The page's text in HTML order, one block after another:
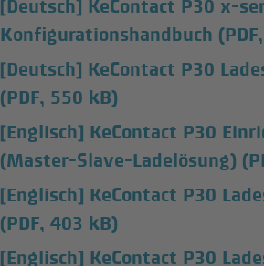
[Deutsch] KeContact P30 x-
Konfigurationshandbuch
[Deutsch] KeContact P30
(PDF, 550 kB)
[Englisch] KeContact P30
(Master-Slave-Ladelösung)
[Englisch] KeContact P30
(PDF, 403 kB)
[Englisch] KeContact P30